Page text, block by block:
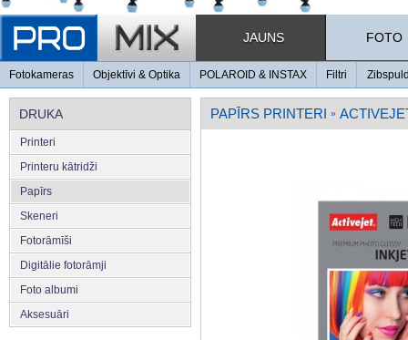
JAUNS FOTO
Fotokameras Objektīvi & Optika POLAROID & INSTAX Filtri
DRUKA
Printeri
Printeru kātridži
Papīrs
Skeneri
Fotorāmīši
Digitālie fotorāmji
Foto albumi
Aksesuāri
PAPĪRS PRINTERI »